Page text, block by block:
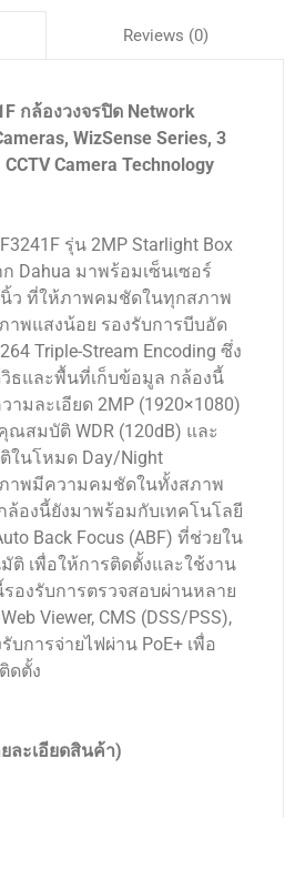
Reviews (0)
กล้องวงจรปิด Network
WizSense Series, 3
Camera Technology
รุ่น 2MP Starlight Box
ก Dahua มาพร้อมเซ็นเซอร์
นิ้ว ที่ให้ภาพคมชัดในทุกสภาพ
าพแสงน้อย รองรับการบีบอัด
Triple-Stream Encoding ซึ่ง
ธและพื้นที่เก็บข้อมูล กล้องนี้
มละเอียด 2MP (1920×1080)
สมบัติ WDR (120dB) และ
ในโหมด Day/Night
ภาพมีความคมชัดในทั้งสภาพ
องนี้ยังมาพร้อมกับเทคโนโลยี
Back Focus (ABF) ที่ช่วยใน
ติ เพื่อให้การติดตั้งและใช้งาน
องรับการตรวจสอบผ่านหลาย
Viewer, CMS (DSS/PSS),
บการจ่ายไฟผ่าน PoE+ เพื่อ
ดตั้ง
ละเอียดสินค้า)